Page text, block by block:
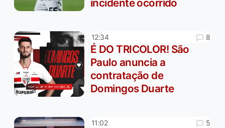
incidente ocorrido
12:34 8
É DO TRICOLOR! São
Paulo anuncia a
contratação de
Domingos Duarte
11:02 5